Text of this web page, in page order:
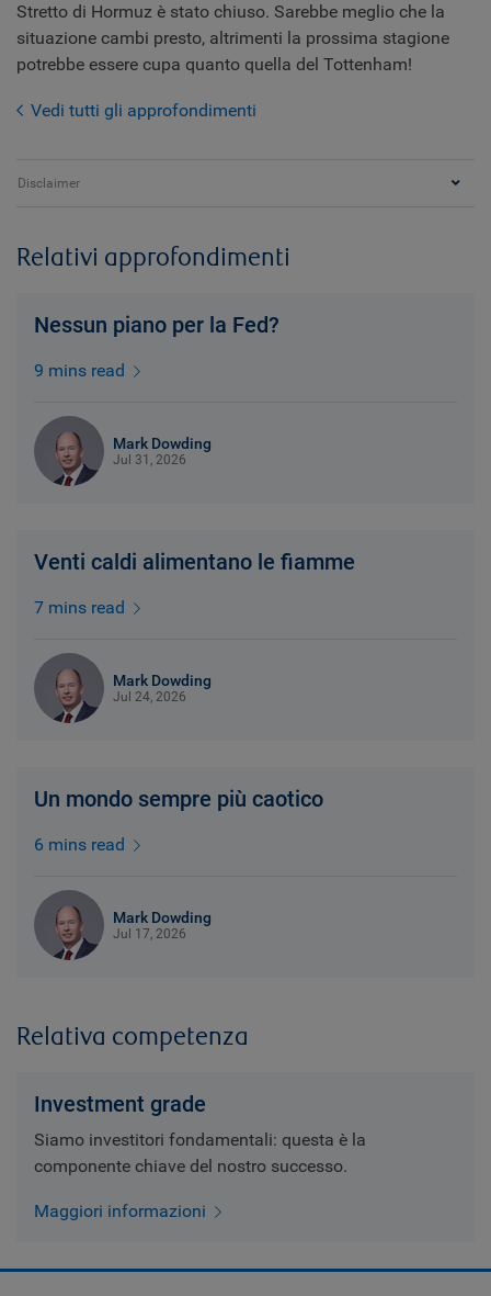
Stretto di Hormuz è stato chiuso. Sarebbe meglio che la
situazione cambi presto, altrimenti la prossima stagione
potrebbe essere cupa quanto quella del Tottenham!
Vedi tutti gli approfondimenti
Disclaimer
Relativi approfondimenti
Nessun piano per la Fed?
9 mins read
Mark Dowding
Jul 31, 2026
Venti caldi alimentano le fiamme
7 mins read
Mark Dowding
Jul 24, 2026
Un mondo sempre più caotico
6 mins read
Mark Dowding
Jul 17, 2026
Relativa competenza
Investment grade
Siamo investitori fondamentali: questa è la
componente chiave del nostro successo.
Maggiori informazioni